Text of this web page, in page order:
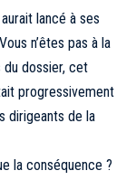
lancé à ses
n’êtes pas à la
du dossier, cet
progressivement
dirigeants de la
la conséquence ?